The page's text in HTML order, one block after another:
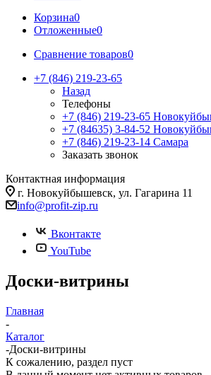
Корзина0
Отложенные0
Сравнение товаров0
+7 (846) 219-23-65
Назад
Телефоны
+7 (846) 219-23-65
+7 (84635) 3-84-52
+7 (846) 219-23-14 Самара
Заказать звонок
Контактная информация
г. Новокуйбышевск, ул. Гагарина 11
info@profit-zip.ru
Вконтакте
YouTube
Доски-витрины
Главная
-
Каталог
-Доски-витрины
К сожалению, раздел пуст